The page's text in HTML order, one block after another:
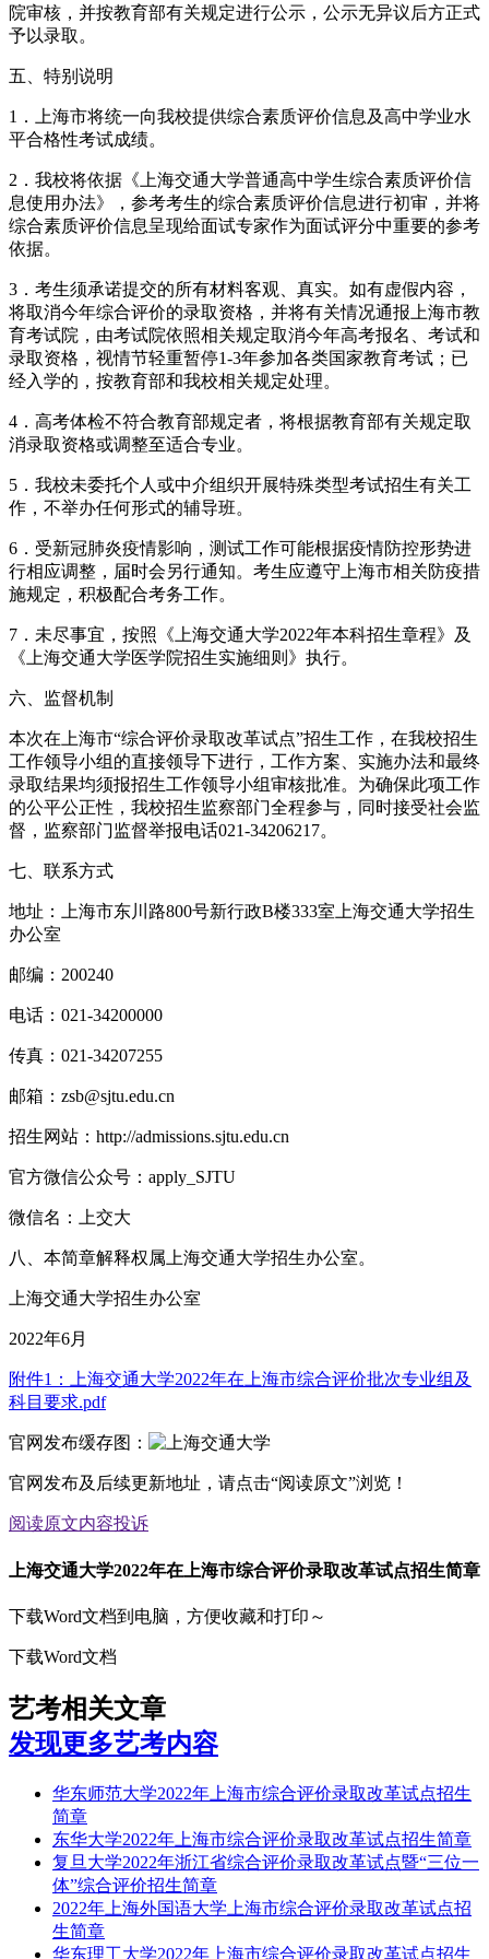
院审核，并按教育部有关规定进行公示，公示无异议后方正式
予以录取。
五、特别说明
1．上海市将统一向我校提供综合素质评价信息及高中学业水
平合格性考试成绩。
2．我校将依据《上海交通大学普通高中学生综合素质评价信
息使用办法》，参考考生的综合素质评价信息进行初审，并将
综合素质评价信息呈现给面试专家作为面试评分中重要的参考
依据。
3．考生须承诺提交的所有材料客观、真实。如有虚假内容，
将取消今年综合评价的录取资格，并将有关情况通报上海市教
育考试院，由考试院依照相关规定取消今年高考报名、考试和
录取资格，视情节轻重暂停1-3年参加各类国家教育考试；已
经入学的，按教育部和我校相关规定处理。
4．高考体检不符合教育部规定者，将根据教育部有关规定取
消录取资格或调整至适合专业。
5．我校未委托个人或中介组织开展特殊类型考试招生有关工
作，不举办任何形式的辅导班。
6．受新冠肺炎疫情影响，测试工作可能根据疫情防控形势进
行相应调整，届时会另行通知。考生应遵守上海市相关防疫措
施规定，积极配合考务工作。
7．未尽事宜，按照《上海交通大学2022年本科招生章程》及
《上海交通大学医学院招生实施细则》执行。
六、监督机制
本次在上海市“综合评价录取改革试点”招生工作，在我校招生
工作领导小组的直接领导下进行，工作方案、实施办法和最终
录取结果均须报招生工作领导小组审核批准。为确保此项工作
的公平公正性，我校招生监察部门全程参与，同时接受社会监
督，监察部门监督举报电话021-34206217。
七、联系方式
地址：上海市东川路800号新行政B楼333室上海交通大学招生
办公室
邮编：200240
电话：021-34200000
传真：021-34207255
邮箱：zsb@sjtu.edu.cn
招生网站：http://admissions.sjtu.edu.cn
官方微信公众号：apply_SJTU
微信名：上交大
八、本简章解释权属上海交通大学招生办公室。
上海交通大学招生办公室
2022年6月
附件1：上海交通大学2022年在上海市综合评价批次专业组及
科目要求.pdf
官网发布缓存图：
官网发布及后续更新地址，请点击“阅读原文”浏览！
阅读原文内容投诉
上海交通大学2022年在上海市综合评价录取改革试点招生简章
下载Word文档到电脑，方便收藏和打印～
下载Word文档
艺考相关文章
发现更多艺考内容
华东师范大学2022年上海市综合评价录取改革试点招生
简章
东华大学2022年上海市综合评价录取改革试点招生简章
复旦大学2022年浙江省综合评价录取改革试点暨“三位一
体”综合评价招生简章
2022年上海外国语大学上海市综合评价录取改革试点招
生简章
华东理工大学2022年上海市综合评价录取改革试点招生